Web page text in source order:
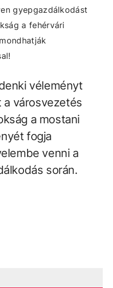
gyepgazdálkodást
a fehérvári
véleményt
a városvezetés
a mostani
fogja
venni a
során.